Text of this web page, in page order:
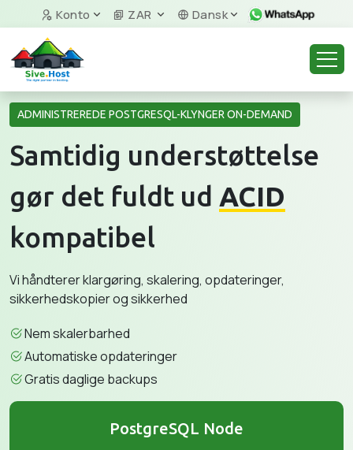
Konto ZAR Dansk
ADMINISTREREDE POSTGRESQL-KLYNGER ON-DEMAND
Samtidig understøttelse
gør det fuldt ud ACID
kompatibel
Vi håndterer klargøring, skalering, opdateringer,
sikkerhedskopier og sikkerhed
Nem skalerbarhed
Automatiske opdateringer
Gratis daglige backups
PostgreSQL Node